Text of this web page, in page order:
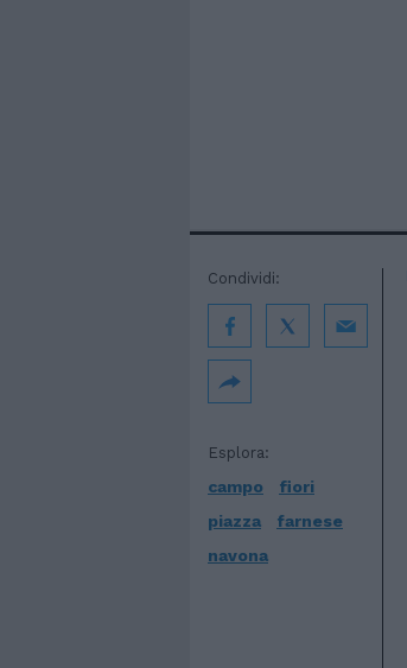
Esplora:
campo
fiori
piazza
farnese
navona
Condividi: